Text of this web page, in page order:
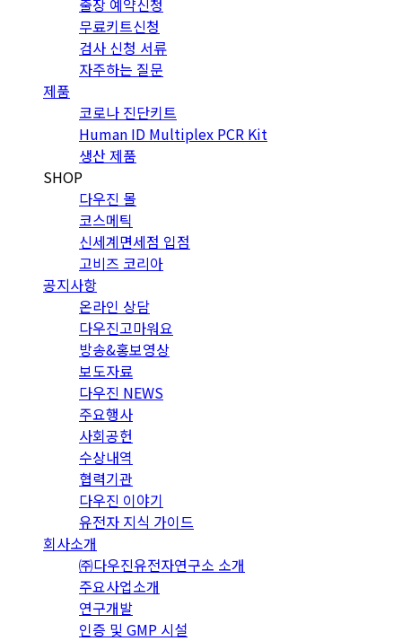
출장 예약신청
무료키트신청
검사 신청 서류
자주하는 질문
제품
코로나 진단키트
Human ID Multiplex PCR Kit
생산 제품
SHOP
다우진 몰
코스메틱
신세계면세점 입점
고비즈 코리아
공지사항
온라인 상담
다우진고마워요
방송&홍보영상
보도자료
다우진 NEWS
주요행사
사회공헌
수상내역
협력기관
다우진 이야기
유전자 지식 가이드
회사소개
㈜다우진유전자연구소 소개
주요사업소개
연구개발
인증 및 GMP 시설